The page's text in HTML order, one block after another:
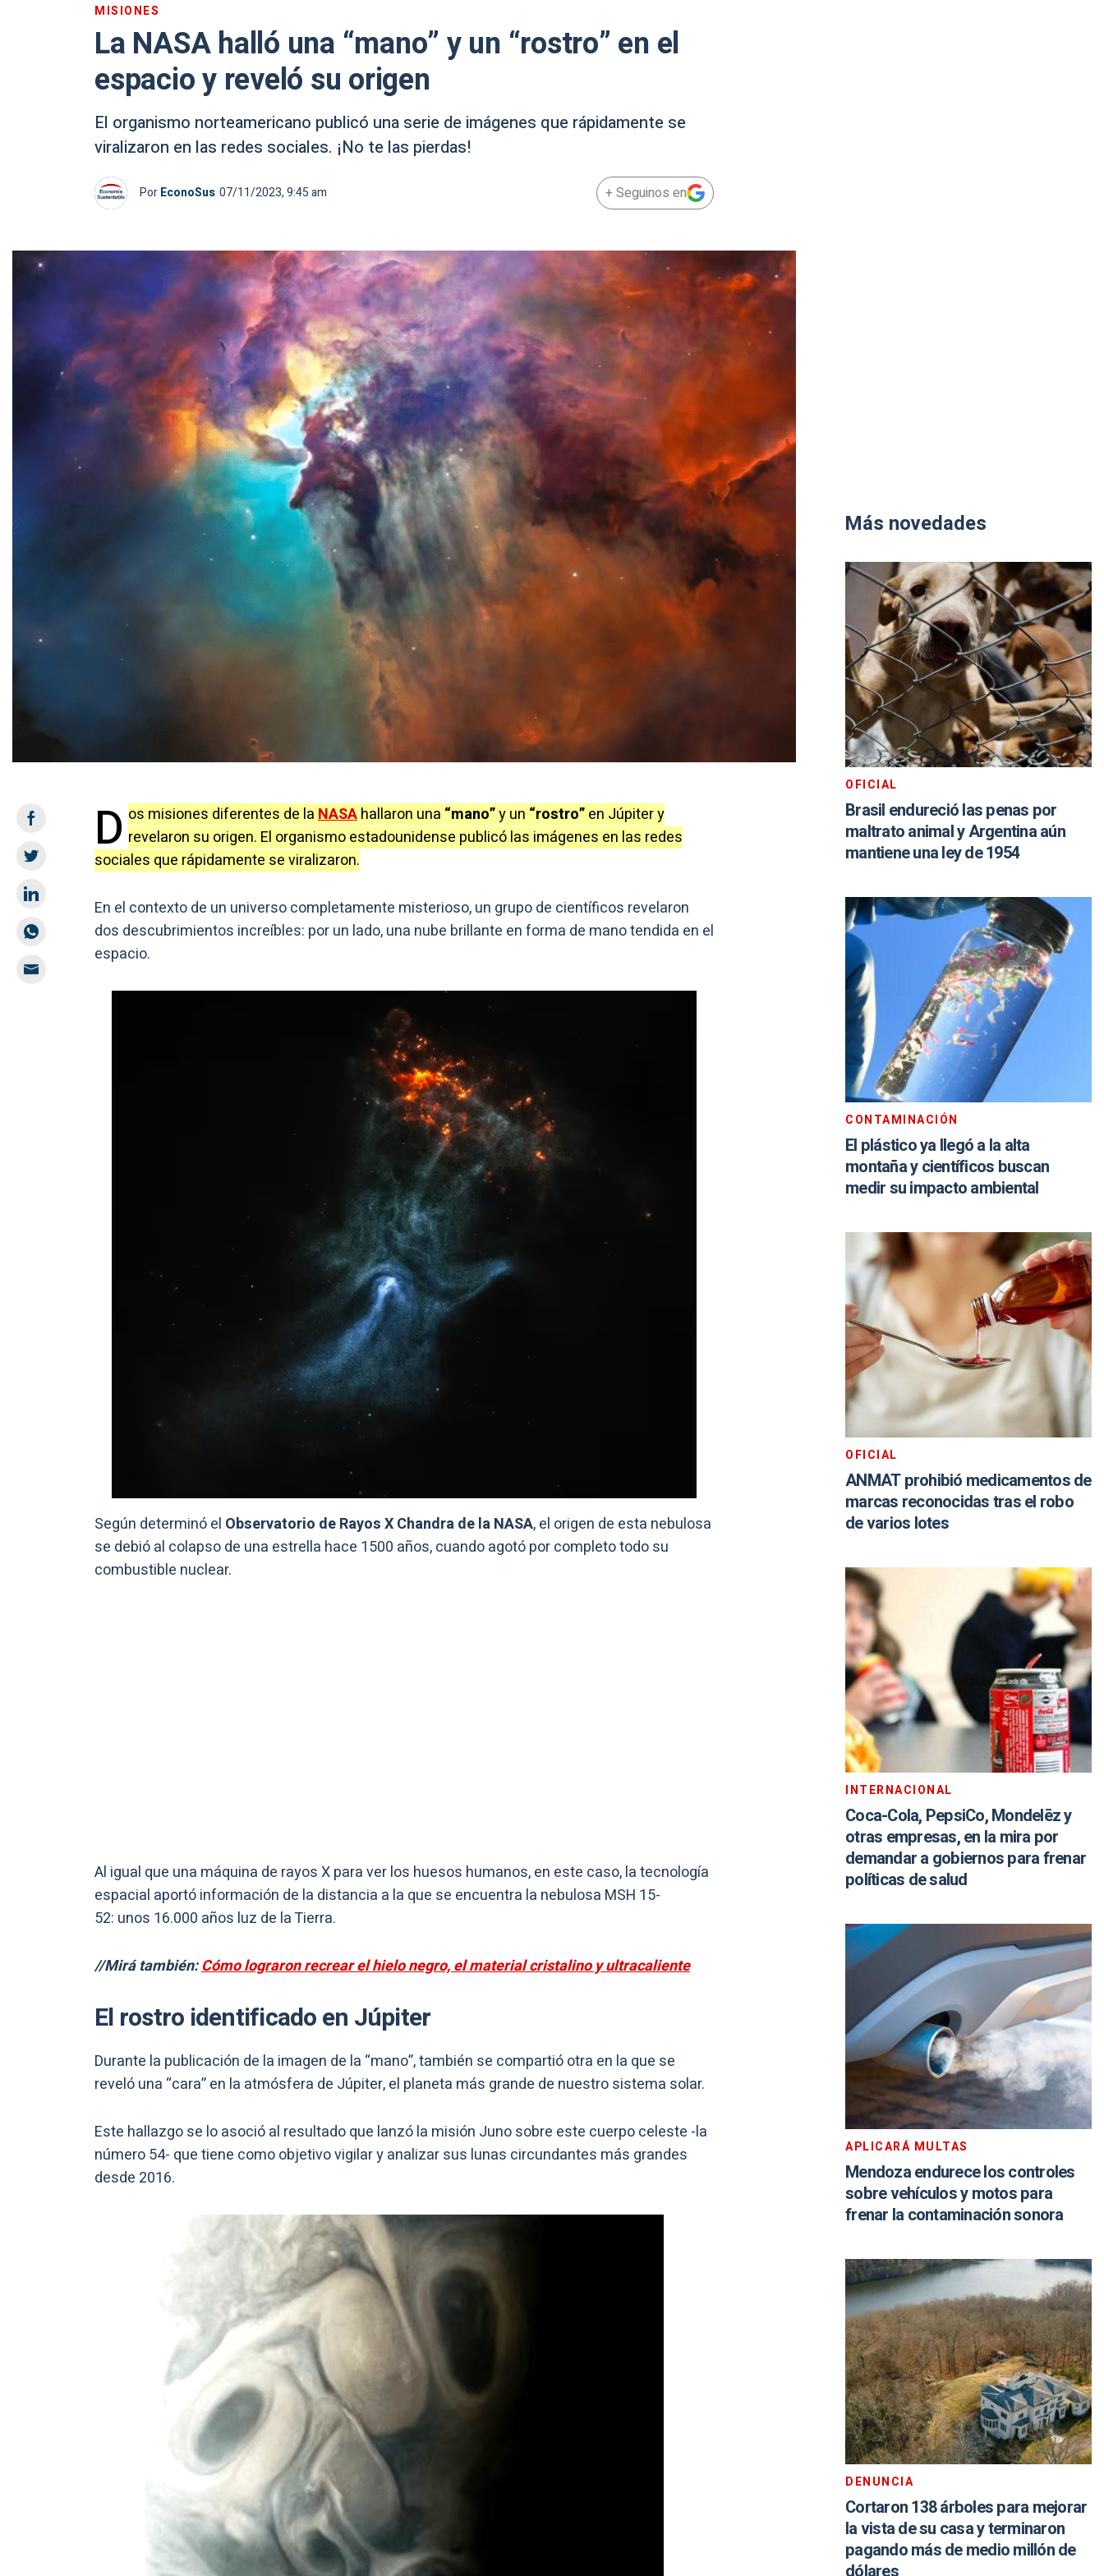
MISIONES
La NASA halló una “mano” y un “rostro” en el
espacio y reveló su origen
El organismo norteamericano publicó una serie de imágenes que rápidamente se
viralizaron en las redes sociales. ¡No te las pierdas!
PorEconoSus 07/11/2023, 9:45 am + Seguinos en
D os misiones diferentes de laNASAhallaron una “mano”y un “rostro”en Júpiter y
revelaron su origen. El organismo estadounidense publicó las imágenes en las redes
sociales que rápidamente se viralizaron.
En el contexto de un universo completamente misterioso, un grupo de científicos revelaron
dos descubrimientos increíbles: por un lado, una nube brillante en forma de mano tendida en el
espacio.
Según determinó el Observatorio de Rayos X Chandra de la NASA, el origen de esta nebulosa
se debió al colapso de una estrella hace 1500 años, cuando agotó por completo todo su
combustible nuclear.
Al igual que una máquina de rayos X para ver los huesos humanos, en este caso, la tecnología
espacial aportó información de la distancia a la que se encuentra la nebulosa MSH 15-
52: unos 16.000 años luz de la Tierra.
//Mirá también:Cómo lograron recrear el hielo negro, el material cristalino y ultracaliente
El rostro identificado en Júpiter
Durante la publicación de la imagen de la “mano”, también se compartió otra en la que se
reveló una “cara” en la atmósfera de Júpiter, el planeta más grande de nuestro sistema solar.
Este hallazgo se lo asoció al resultado que lanzó la misión Juno sobre este cuerpo celeste -la
número 54- que tiene como objetivo vigilar y analizar sus lunas circundantes más grandes
desde 2016.
Más novedades
OFICIAL
Brasil endureció las penas por
maltrato animal y Argentina aún
mantiene una ley de 1954
CONTAMINACIÓN
El plástico ya llegó a la alta
montaña y científicos buscan
medir su impacto ambiental
OFICIAL
ANMAT prohibió medicamentos de
marcas reconocidas tras el robo
de varios lotes
INTERNACIONAL
Coca-Cola, PepsiCo, Mondelēz y
otras empresas, en la mira por
demandar a gobiernos para frenar
políticas de salud
APLICARÁ MULTAS
Mendoza endurece los controles
sobre vehículos y motos para
frenar la contaminación sonora
DENUNCIA
Cortaron 138 árboles para mejorar
la vista de su casa y terminaron
pagando más de medio millón de